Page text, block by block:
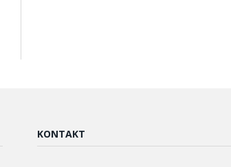
KONTAKT